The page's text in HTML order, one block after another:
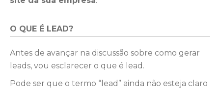
O QUE É LEAD?
Antes de avançar na discussão sobre como gerar
leads, vou esclarecer o que é lead.
Pode ser que o termo “lead” ainda não esteja claro